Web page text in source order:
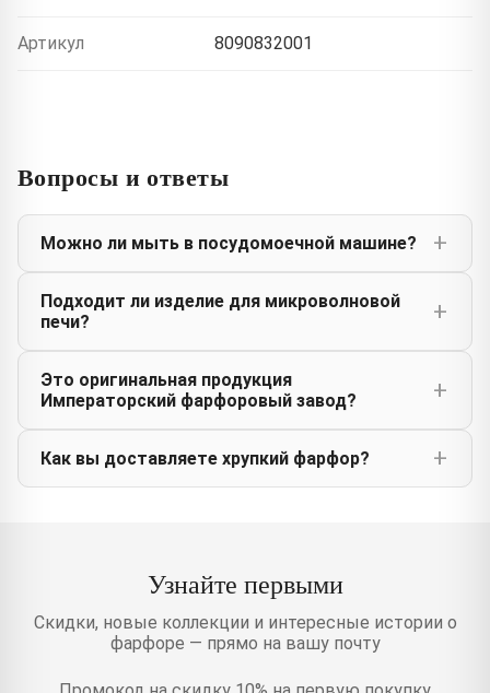
Артикул 8090832001
Вопросы и ответы
Можно ли мыть в посудомоечной машине?
Подходит ли изделие для микроволновой
печи?
Это оригинальная продукция
Императорский фарфоровый завод?
Как вы доставляете хрупкий фарфор?
Узнайте первыми
Скидки, новые коллекции и интересные истории о
фарфоре — прямо на вашу почту